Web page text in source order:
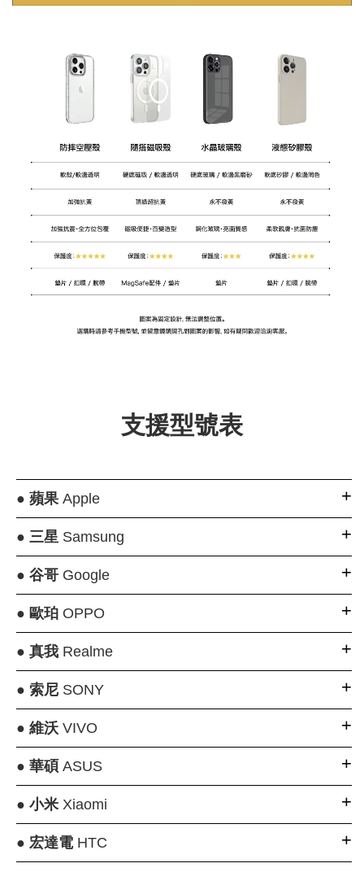
支援型號表
● 蘋果Apple
● 三星Samsung
● 谷哥Google
● 歐珀OPPO
● 真我Realme
● 索尼SONY
● 維沃VIVO
● 華碩 ASUS
● 小米Xiaomi
● 宏達電HTC